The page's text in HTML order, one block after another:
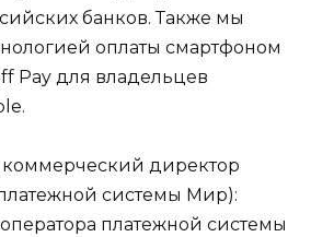
банков. Также мы
оплаты смартфоном
Pay для владельцев
директор
системы Мир):
платежной системы